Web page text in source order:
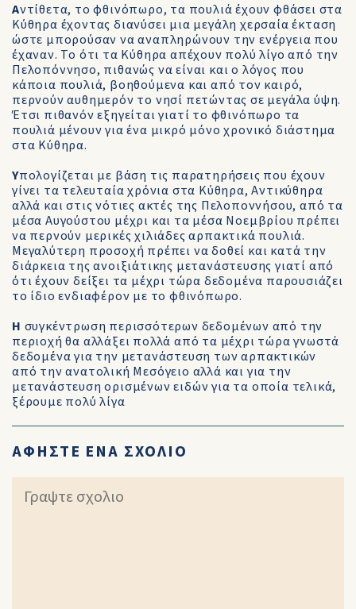
Αντίθετα, το φθινόπωρο, τα πουλιά έχουν φθάσει στα
Κύθηρα έχοντας διανύσει μια μεγάλη χερσαία έκταση
ώστε μπορούσαν να αναπληρώνουν την ενέργεια που
έχαναν. Το ότι τα Κύθηρα απέχουν πολύ λίγο από την
Πελοπόννησο, πιθανώς να είναι και ο λόγος που
κάποια πουλιά, βοηθούμενα και από τον καιρό,
περνούν αυθημερόν το νησί πετώντας σε μεγάλα ύψη.
Έτσι πιθανόν εξηγείται γιατί το φθινόπωρο τα
πουλιά μένουν για ένα μικρό μόνο χρονικό διάστημα
στα Κύθηρα.
Υπολογίζεται με βάση τις παρατηρήσεις που έχουν
γίνει τα τελευταία χρόνια στα Κύθηρα, Αντικύθηρα
αλλά και στις νότιες ακτές της Πελοποννήσου, από τα
μέσα Αυγούστου μέχρι και τα μέσα Νοεμβρίου πρέπει
να περνούν μερικές χιλιάδες αρπακτικά πουλιά.
Μεγαλύτερη προσοχή πρέπει να δοθεί και κατά την
διάρκεια της ανοιξιάτικης μετανάστευσης γιατί από
ότι έχουν δείξει τα μέχρι τώρα δεδομένα παρουσιάζει
το ίδιο ενδιαφέρον με το φθινόπωρο.
Η συγκέντρωση περισσότερων δεδομένων από την
περιοχή θα αλλάξει πολλά από τα μέχρι τώρα γνωστά
δεδομένα για την μετανάστευση των αρπακτικών
από την ανατολική Μεσόγειο αλλά και για την
μετανάστευση ορισμένων ειδών για τα οποία τελικά,
ξέρουμε πολύ λίγα
ΑΦΗΣΤΕ ΕΝΑ ΣΧΟΛΙΟ